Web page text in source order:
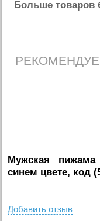
Больше товаров
Мужская
синем цвете, код
Добавить отзыв